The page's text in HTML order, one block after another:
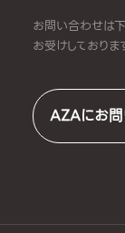
お問い合わせは
お受けしておりま
AZAにお